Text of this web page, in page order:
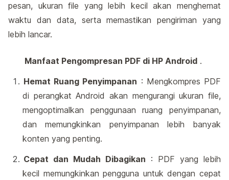
pesan, ukuran file yang lebih kecil akan menghemat
waktu dan data, serta memastikan pengiriman yang
lebih lancar.
Manfaat Pengompresan PDF di HP Android .
Hemat Ruang Penyimpanan : Mengkompres PDF
di perangkat Android akan mengurangi ukuran file,
mengoptimalkan penggunaan ruang penyimpanan,
dan memungkinkan penyimpanan lebih banyak
konten yang penting.
Cepat dan Mudah Dibagikan : PDF yang lebih
kecil memungkinkan pengguna untuk dengan cepat